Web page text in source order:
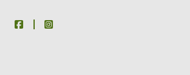
facebookinstagram